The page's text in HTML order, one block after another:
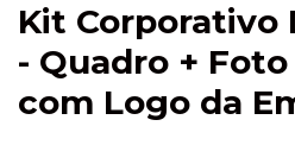
Kit Corporativo
- Quadro +
com Logo da